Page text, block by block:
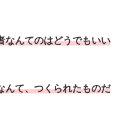
なんてのはどうでもいい
んて、つくられたものだ